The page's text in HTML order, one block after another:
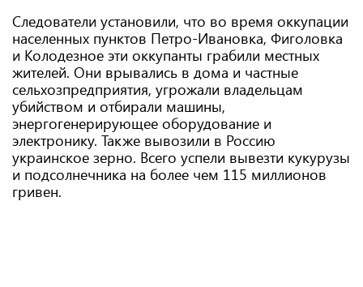
Следователи установили, что во время оккупации
населенных пунктов Петро-Ивановка, Фиголовка
и Колодезное эти оккупанты грабили местных
жителей. Они врывались в дома и частные
сельхозпредприятия, угрожали владельцам
убийством и отбирали машины,
энергогенерирующее оборудование и
электронику. Также вывозили в Россию
украинское зерно. Всего успели вывезти кукурузы
и подсолнечника на более чем 115 миллионов
гривен.